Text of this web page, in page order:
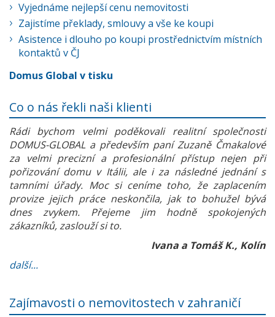
Vyjednáme nejlepší cenu nemovitosti
Zajistíme překlady, smlouvy a vše ke koupi
Asistence i dlouho po koupi prostřednictvím místních
kontaktů v ČJ
Domus Global v tisku
Co o nás řekli naši klienti
Rádi bychom velmi poděkovali realitní společnosti
DOMUS-GLOBAL a především paní Zuzaně Čmakalové
za velmi precizní a profesionální přístup nejen při
pořizování domu v Itálii, ale i za následné jednání s
tamními úřady. Moc si ceníme toho, že zaplacením
provize jejich práce neskončila, jak to bohužel bývá
dnes zvykem. Přejeme jim hodně spokojených
zákazníků, zaslouží si to.
Ivana a Tomáš K., Kolín
další...
Zajímavosti o nemovitostech v zahraničí